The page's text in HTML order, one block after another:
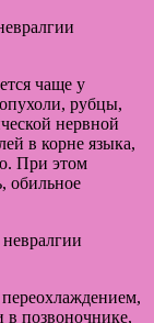
чаще у
рубцы,
нервной
в корне языка,
При этом
обильное
позвоночнике,